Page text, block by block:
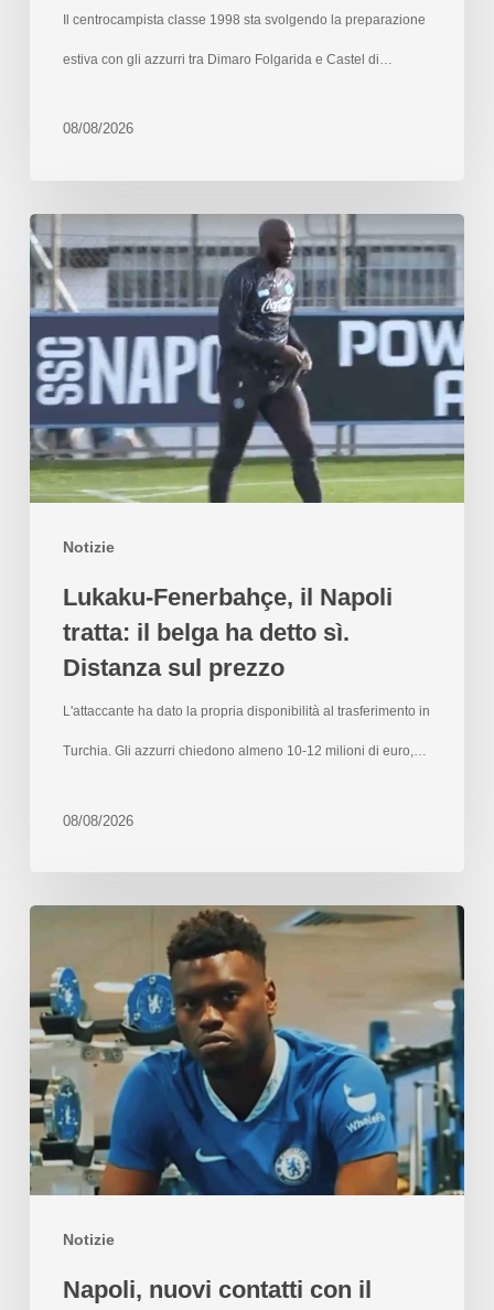
Il centrocampista classe 1998 sta svolgendo la preparazione
estiva con gli azzurri tra Dimaro Folgarida e Castel di…
08/08/2026
Notizie
Lukaku-Fenerbahçe, il Napoli
tratta: il belga ha detto sì.
Distanza sul prezzo
L'attaccante ha dato la propria disponibilità al trasferimento in
Turchia. Gli azzurri chiedono almeno 10-12 milioni di euro,…
08/08/2026
Notizie
Napoli, nuovi contatti con il